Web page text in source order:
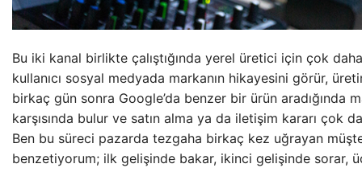
Bu iki kanal birlikte çalıştığında yerel üretici için çok
kullanıcı sosyal medyada markanın hikayesini görür,
birkaç gün sonra Google’da benzer bir ürün aradığında
karşısında bulur ve satın alma ya da iletişim kararı çok
Ben bu süreci pazarda tezgaha birkaç kez uğrayan
benzetiyorum; ilk gelişinde bakar, ikinci gelişinde sorar,